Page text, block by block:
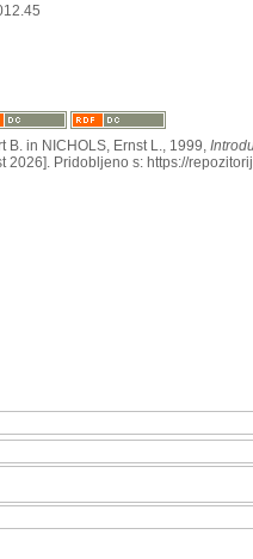
B. in NICHOLS, Ernst L., 1999,
2026]. Pridobljeno s: https://